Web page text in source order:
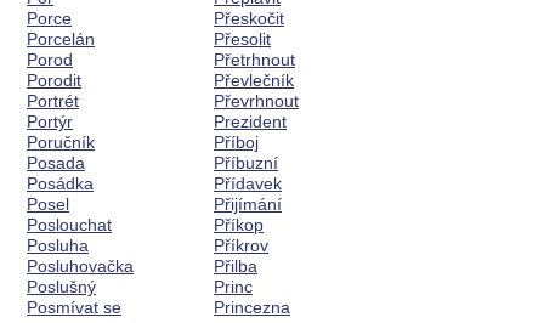
Porce
Porcelán
Porod
Porodit
Portrét
Portýr
Poručník
Posada
Posádka
Posel
Poslouchat
Posluha
Posluhovačka
Poslušný
Posmívat se
Přeskočit
Přesolit
Přetrhnout
Převlečník
Převrhnout
Prezident
Příboj
Příbuzní
Přídavek
Přijímání
Příkop
Příkrov
Přilba
Princ
Princezna